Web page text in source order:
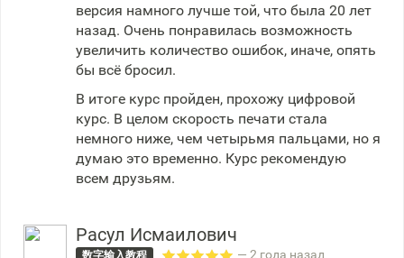
версия намного лучше той, что была 20 лет
назад. Очень понравилась возможность
увеличить количество ошибок, иначе, опять
бы всё бросил.
В итоге курс пройден, прохожу цифровой
курс. В целом скорость печати стала
немного ниже, чем четырьмя пальцами, но я
думаю это временно. Курс рекомендую
всем друзьям.
Расул Исмаилович
数字输入教程 — 2 года назад